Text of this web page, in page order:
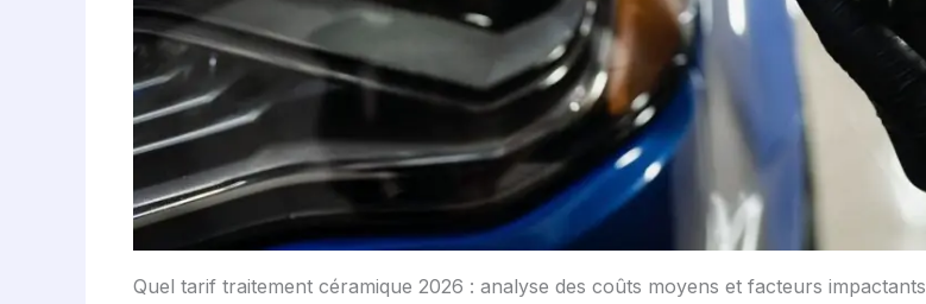
Quel tarif traitement céramique 2026 : analyse des coûts moyens et facteurs impactants